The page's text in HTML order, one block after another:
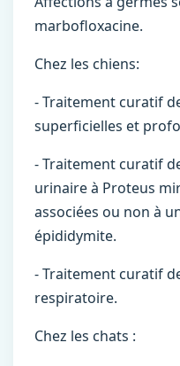
marbofloxacine.
Chez les chiens:
- Traitement curatif
superficielles et
- Traitement curatif
urinaire à Proteus
associées ou non à
épididymite.
- Traitement curatif
respiratoire.
Chez les chats :